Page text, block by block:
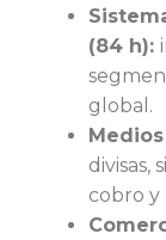
(84 h):
global.
divisas,
cobro y